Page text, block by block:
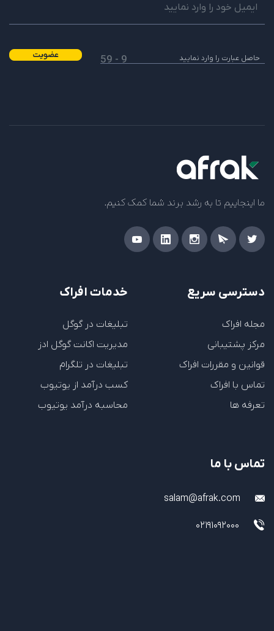
9 - 59 عضویت
ما اینجاییم تا به رشد برند شما کمک کنیم.
دسترسی سریع
مجله افراک
مرکز پشتیبانی
قوانین و مقررات افراک
تماس با افراک
تعرفه ها
خدمات افراک
تبلیغات در گوگل
مدیریت اکانت گوگل ادز
تبلیغات در تلگرام
کسب درآمد از یوتیوب
محاسبه درآمد یوتیوب
تماس با ما
salam@afrak.com
02191092000